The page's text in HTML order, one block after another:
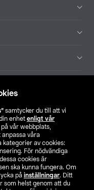
samtycker du till att vi
enhet enligt vår
vår webbplats,
anpassa våra
kategorier av cookies:
För nödvändiga
cookies är
ska kunna fungera. Om
på inställningar. Ditt
som helst genom att du